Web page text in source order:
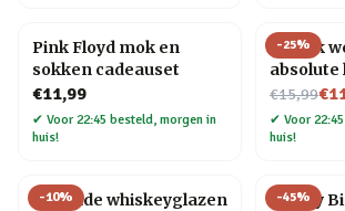
Pink Floyd mok en
sokken cadeauset
€11,99
✔ Voor 22:45 besteld, morgen in
huis!
-25%
Mok Ik
absolute
€15,99
Nu voor
✔ Voor
huis!
-10%
Rollende whiskeyglazen
-45%
Happy